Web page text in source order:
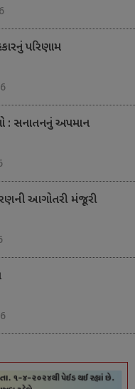
પરિણામ
: સનાતનનું અપમાન
આગોતરી મંજૂરી